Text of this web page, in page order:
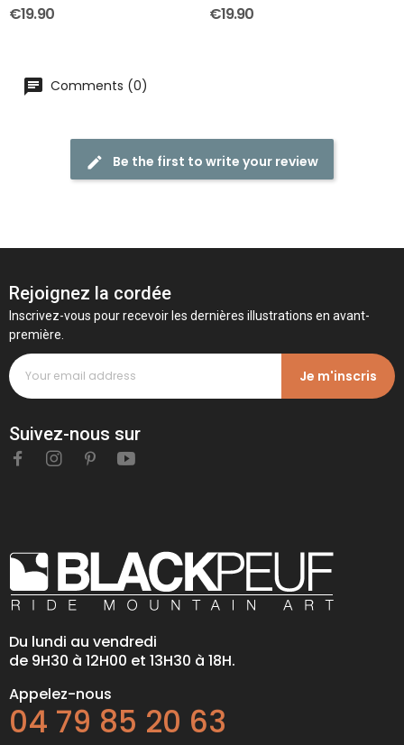
€19.90 €19.90
Comments (0)
Be the first to write your review
Rejoignez la cordée
Inscrivez-vous pour recevoir les dernières illustrations en avant-
première.
Je m'inscris
Suivez-nous sur
Du lundi au vendredi
de 9H30 à 12H00 et 13H30 à 18H.
Appelez-nous
04 79 85 20 63